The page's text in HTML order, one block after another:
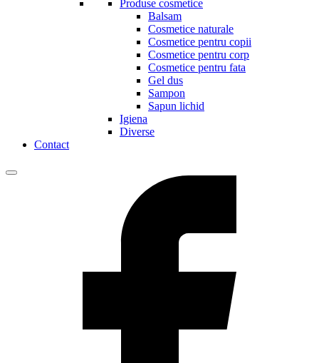
Produse cosmetice
Balsam
Cosmetice naturale
Cosmetice pentru copii
Cosmetice pentru corp
Cosmetice pentru fata
Gel dus
Sampon
Sapun lichid
Igiena
Diverse
Contact